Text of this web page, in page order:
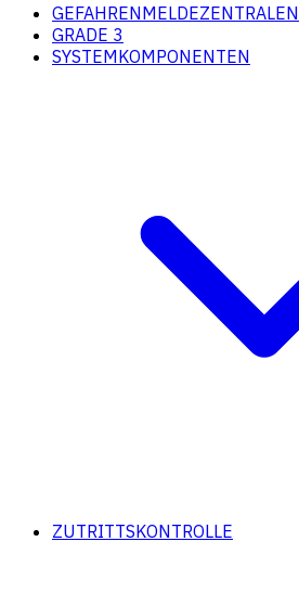
GEFAHRENMELDEZENTRALEN
GRADE 3
SYSTEMKOMPONENTEN
ZUTRITTSKONTROLLE